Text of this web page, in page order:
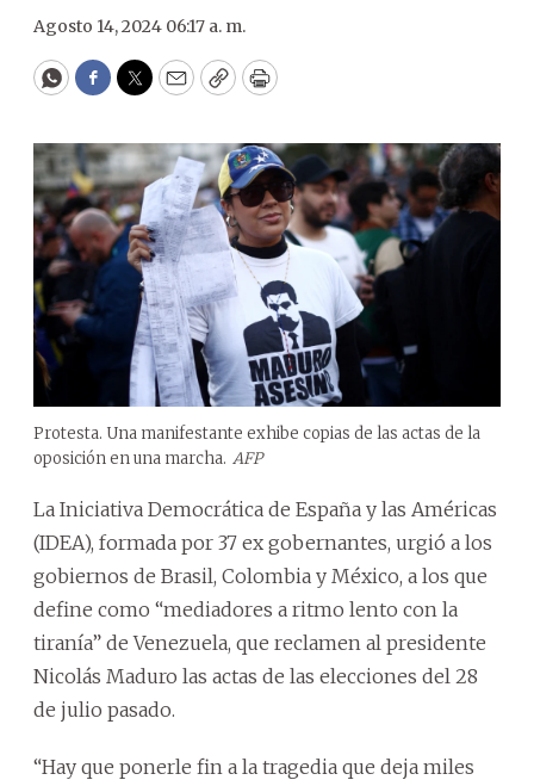
Agosto 14, 2024 06:17 a. m.
WhatsApp
Facebook
Twitter
EmailCopyPrint
Protesta. Una manifestante exhibe copias de las actas de la
oposición en una marcha. AFP
La Iniciativa Democrática de España y las Américas
(IDEA), formada por 37 ex gobernantes, urgió a los
gobiernos de Brasil, Colombia y México, a los que
define como “mediadores a ritmo lento con la
tiranía” de Venezuela, que reclamen al presidente
Nicolás Maduro las actas de las elecciones del 28
de julio pasado.
“Hay que ponerle fin a la tragedia que deja miles